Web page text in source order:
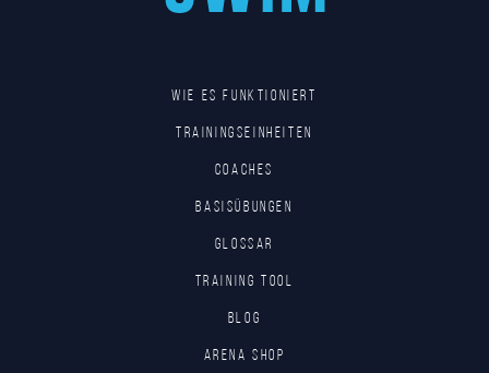
Wie es funktioniert
Trainingseinheiten
Coaches
Basisübungen
Glossar
Training tool
Blog
Arena Shop